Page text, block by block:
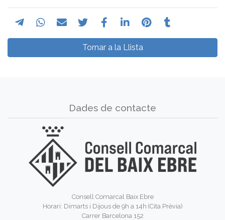
Tornar a la Llista
Dades de contacte
Consell Comarcal Baix Ebre
Horari: Dimarts i Dijous de 9h a 14h (Cita Prèvia)
Carrer Barcelona 152